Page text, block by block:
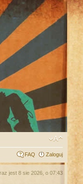
FAQ Zaloguj
jest 8 sie 2026, o 07:43